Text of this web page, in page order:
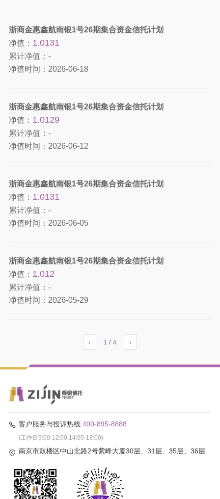
浙商金惠鑫航南银1号26期集合资金信托计划
净值： 1.0131
累计净值： -
净值时间： 2026-06-18
浙商金惠鑫航南银1号26期集合资金信托计划
净值： 1.0129
累计净值： -
净值时间： 2026-06-12
浙商金惠鑫航南银1号26期集合资金信托计划
净值： 1.0131
累计净值： -
净值时间： 2026-06-05
浙商金惠鑫航南银1号26期集合资金信托计划
净值： 1.012
累计净值： -
净值时间： 2026-05-29
‹ 1 / 4 ›
客户服务与投诉热线 400-895-8888
(工作日9:00-12:00,14:00-18:00)
南京市鼓楼区中山北路2号紫峰大厦30层、31层、35层、36层